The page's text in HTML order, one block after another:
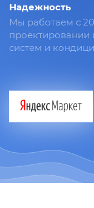
Надежность
Мы работаем с
проектировании
систем и